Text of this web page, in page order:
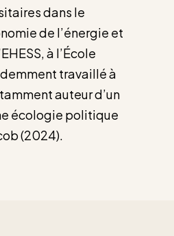
dans le
de l’énergie et
à l’École
travaillé à
auteur d’un
écologie politique
(2024).